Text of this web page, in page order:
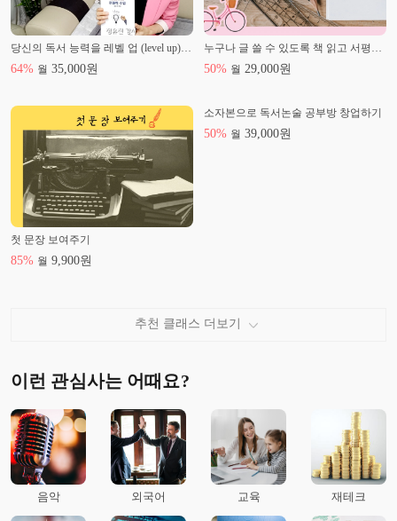
64% 월 35,000원 50% 월 29,000원
첫 문장 보여주기
85% 월 9,900원
소자본으로 독서논술 공부방 창업하기
50% 월 39,000원
추천 클래스 더보기
이런 관심사는 어때요?
음악 외국어 교육 재테크